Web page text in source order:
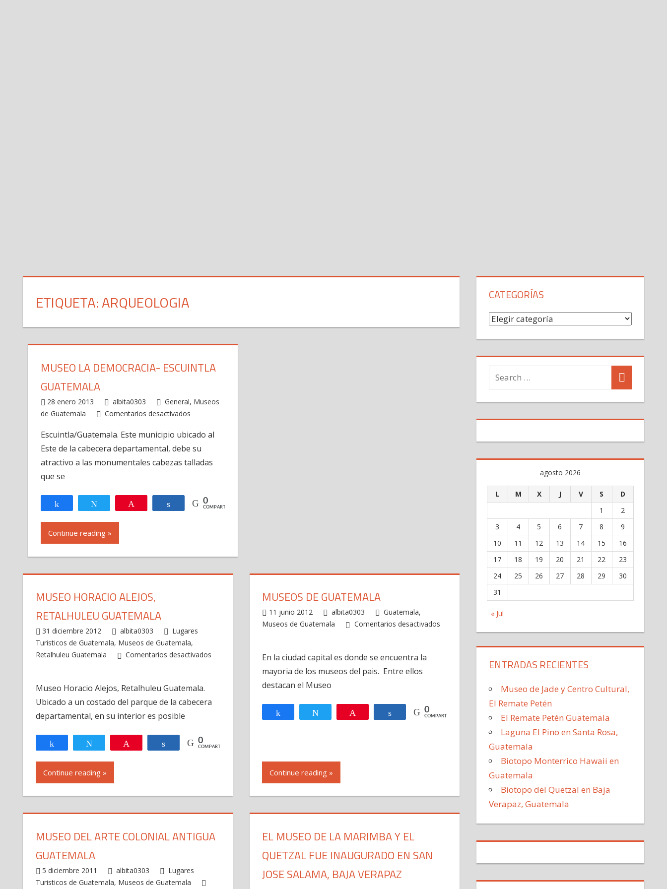
ETIQUETA: ARQUEOLOGIA
MUSEO LA DEMOCRACIA- ESCUINTLA
GUATEMALA
28 enero 2013 albita0303 General, Museos
de Guatemala
Comentarios desactivadosen
La
Democracia-
Escuintla
Escuintla/Guatemala. Este municipio ubicado al
Este de la cabecera departamental, debe su
atractivo a las monumentales cabezas talladas
que se
Compartir Compartir
0
COMPARTIR
Continue reading »
MUSEO HORACIO ALEJOS,
RETALHULEU GUATEMALA
31 diciembre 2012 albita0303
Lugares
Turisticos de Guatemala, Museos de Guatemala,
Retalhuleu Guatemala
Comentarios desactivados
Horacio
Alejos,
Retalhuleu
Museo Horacio Alejos, Retalhuleu Guatemala.
Ubicado a un costado del parque de la cabecera
departamental, en su interior es posible
Compartir Compartir
0
COMPARTIR
Continue reading »
MUSEOS DE GUATEMALA
11 junio 2012 albita0303 Guatemala,
Museos de Guatemala
Comentarios desactivados
de
Guatemala
En la ciudad capital es donde se encuentra la
mayoria de los museos del pais. Entre ellos
destacan el Museo
Compartir Twittear Compartir
0
COMPARTIR
Continue reading »
MUSEO DEL ARTE COLONIAL ANTIGUA
GUATEMALA
5 diciembre 2011 albita0303
Lugares
Turisticos de Guatemala, Museos de Guatemala
EL MUSEO DE LA MARIMBA Y EL
QUETZAL FUE INAUGURADO EN SAN
JOSE SALAMA, BAJA VERAPAZ
CATEGORÍAS
Categorías
agosto 2026
L M X J V S D
« Jul
1
2
3
4 5 6 7 8
9
10
11 12 13 14 15
16
17
18 19 20 21 22
23
24
25 26 27 28 29
30
31
ENTRADAS RECIENTES
Museo de Jade y Centro Cultural,
El Remate Petén
El Remate Petén Guatemala
Laguna El Pino en Santa Rosa,
Guatemala
Biotopo Monterrico Hawaii en
Guatemala
Biotopo del Quetzal en Baja
Verapaz, Guatemala